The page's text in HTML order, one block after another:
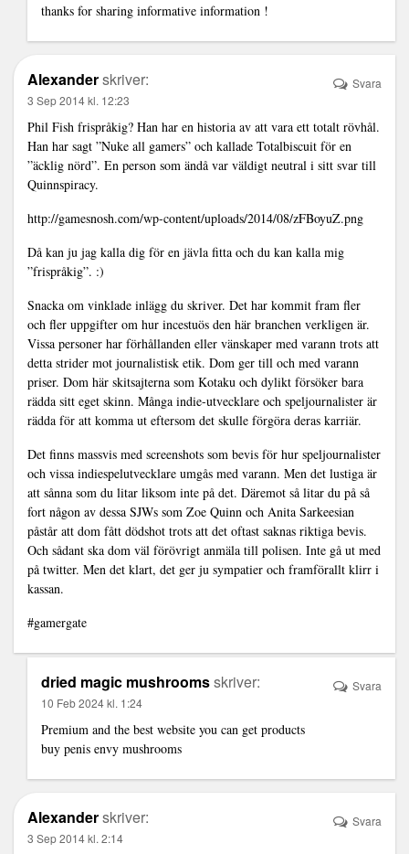
thanks for sharing informative information !
Alexanderskriver:
3 Sep 2014 kl. 12:23
Phil Fish frispråkig? Han har en historia av att vara ett totalt rövhål.
Han har sagt ”Nuke all gamers” och kallade Totalbiscuit för en
”äcklig nörd”. En person som ändå var väldigt neutral i sitt svar till
Quinnspiracy.
http://gamesnosh.com/wp-content/uploads/2014/08/zFBoyuZ.png
Då kan ju jag kalla dig för en jävla fitta och du kan kalla mig
”frispråkig”. :)
Snacka om vinklade inlägg du skriver. Det har kommit fram fler
och fler uppgifter om hur incestuös den här branchen verkligen är.
Vissa personer har förhållanden eller vänskaper med varann trots att
detta strider mot journalistisk etik. Dom ger till och med varann
priser. Dom här skitsajterna som Kotaku och dylikt försöker bara
rädda sitt eget skinn. Många indie-utvecklare och speljournalister är
rädda för att komma ut eftersom det skulle förgöra deras karriär.
Det finns massvis med screenshots som bevis för hur speljournalister
och vissa indiespelutvecklare umgås med varann. Men det lustiga är
att sånna som du litar liksom inte på det. Däremot så litar du på så
fort någon av dessa SJWs som Zoe Quinn och Anita Sarkeesian
påstår att dom fått dödshot trots att det oftast saknas riktiga bevis.
Och sådant ska dom väl förövrigt anmäla till polisen. Inte gå ut med
på twitter. Men det klart, det ger ju sympatier och framförallt klirr i
kassan.
#gamergate
Svara
dried magic mushroomsskriver:
10 Feb 2024 kl. 1:24
Premium and the best website you can get products
buy penis envy mushrooms
Svara
Alexanderskriver:
3 Sep 2014 kl. 2:14
Svara